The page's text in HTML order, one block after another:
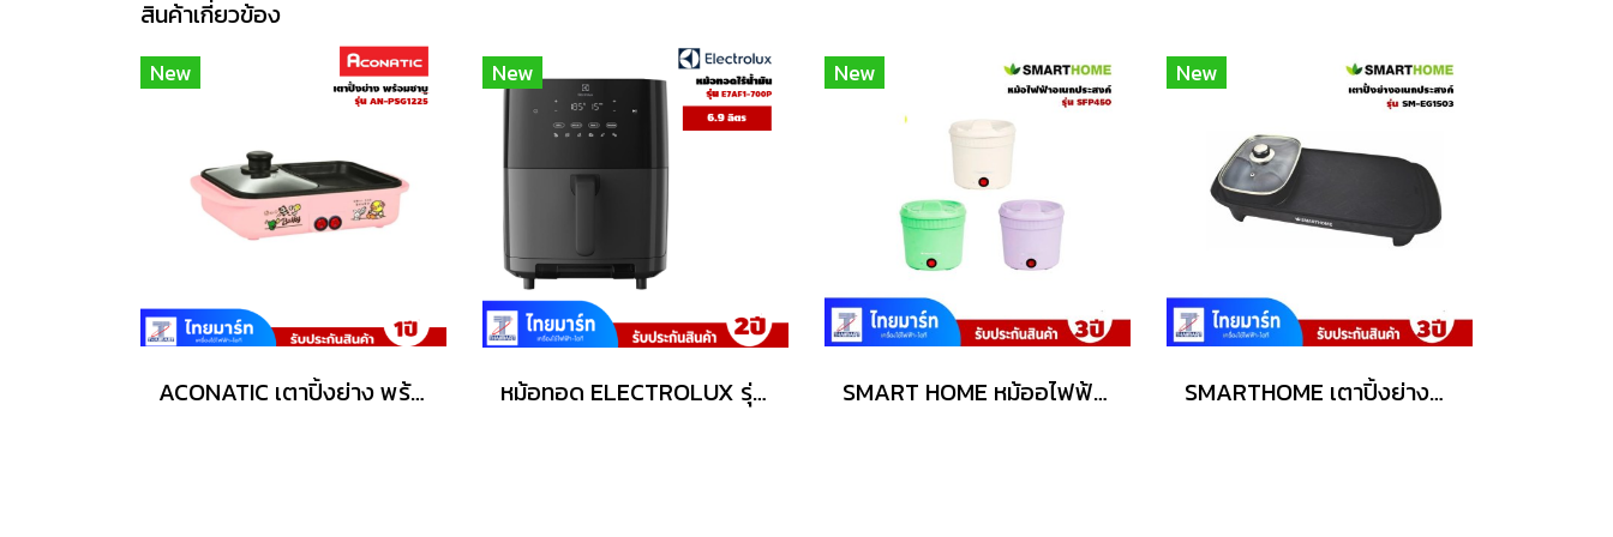
สินค้าเกี่ยวข้อง
New
ACONATIC เตาปิ้งย่าง พร้อมชาบู รุ่น AN-PSG1225
New
หม้อทอด ELECTROLUX รุ่น E7AF1-700P ขนาด6.9 ลิตร
New
SMART HOME หม้ออไฟฟ้าเนกประสงค์ 1 ลิตร รุ่น SFP450
New
SMARTHOME เตาปิ้งย่างอเนกประสงค์พร้อมหม้อสุกี้ รุ่น SM-EG1503